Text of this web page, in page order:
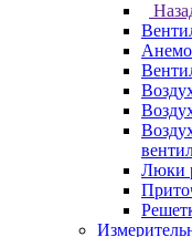
Люки